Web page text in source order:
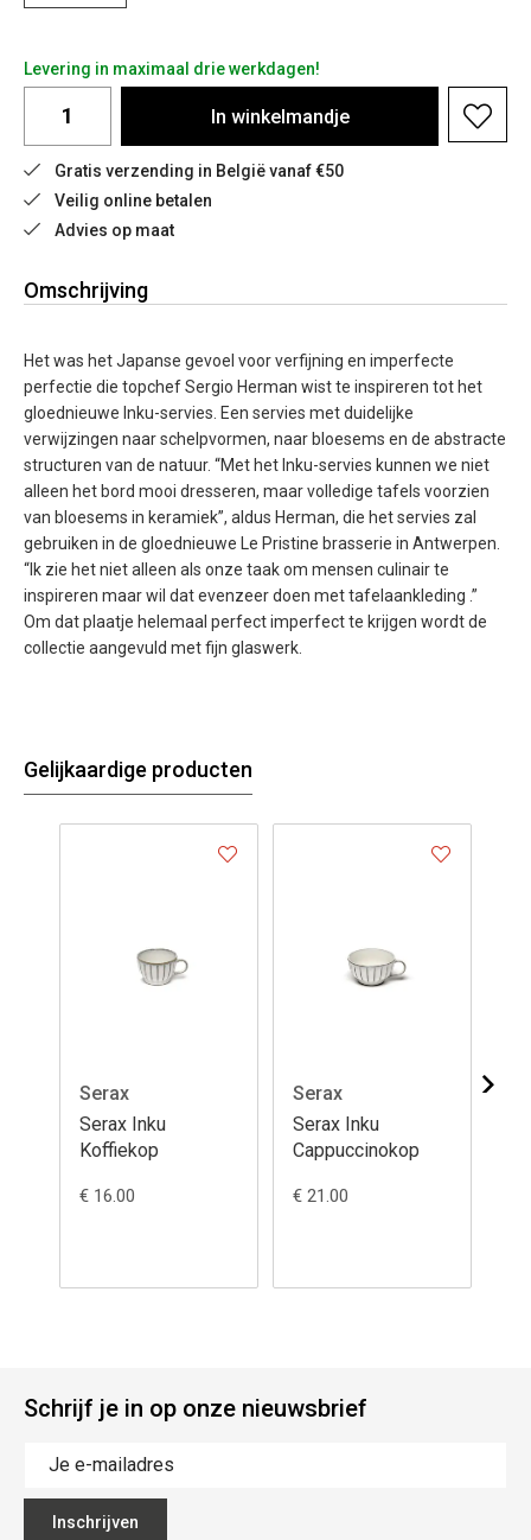
Levering in maximaal drie werkdagen!
In winkelmandje
Gratis verzending in België vanaf €50
Veilig online betalen
Advies op maat
Omschrijving
Het was het Japanse gevoel voor verfijning en imperfecte
perfectie die topchef Sergio Herman wist te inspireren tot het
gloednieuwe Inku-servies. Een servies met duidelijke
verwijzingen naar schelpvormen, naar bloesems en de abstracte
structuren van de natuur. “Met het Inku-servies kunnen we niet
alleen het bord mooi dresseren, maar volledige tafels voorzien
van bloesems in keramiek”, aldus Herman, die het servies zal
gebruiken in de gloednieuwe Le Pristine brasserie in Antwerpen.
“Ik zie het niet alleen als onze taak om mensen culinair te
inspireren maar wil dat evenzeer doen met tafelaankleding .”
Om dat plaatje helemaal perfect imperfect te krijgen wordt de
collectie aangevuld met fijn glaswerk.
Gelijkaardige producten
Serax
Serax Inku
Koffiekop
€ 16.00
Serax
Serax Inku
Cappuccinokop
€ 21.00
Schrijf je in op onze nieuwsbrief
Inschrijven